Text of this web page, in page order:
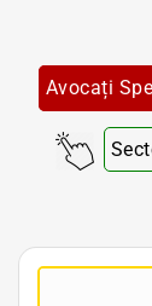
Avocați
Publici Sector 2